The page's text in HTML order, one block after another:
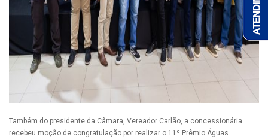
Também do presidente da Câmara, Vereador Carlão, a concessionária
recebeu moção de congratulação por realizar o 11º Prêmio Águas